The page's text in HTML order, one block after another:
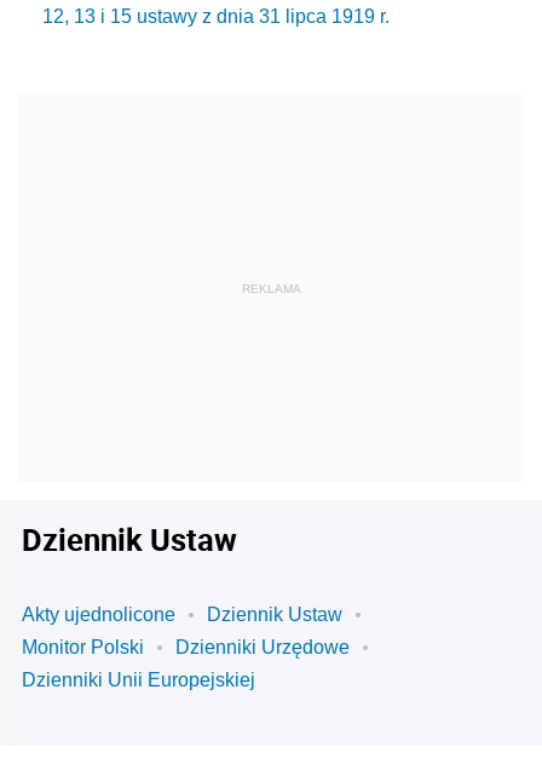
12, 13 i 15 ustawy z dnia 31 lipca 1919 r.
Dziennik Ustaw
Akty ujednolicone
Dziennik Ustaw
Monitor Polski
Dzienniki Urzędowe
Dzienniki Unii Europejskiej